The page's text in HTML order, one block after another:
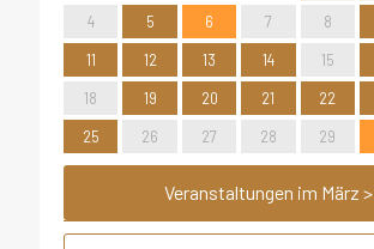
4
5 6 7 8
11
12 13 14 15
18
19 20 21 22
25
26 27 28 29
Veranstaltungen im März >